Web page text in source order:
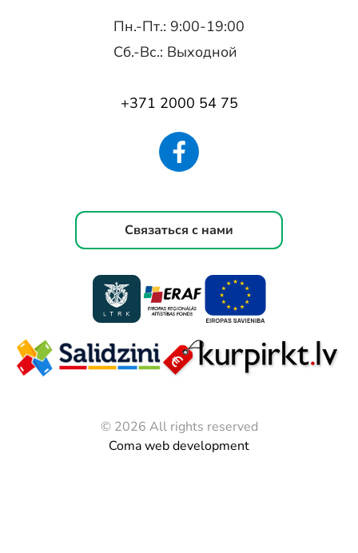
Пн.-Пт.: 9:00-19:00
Сб.-Вс.: Выходной
+371 2000 54 75
Связаться с нами
© 2026 All rights reserved
Coma web development